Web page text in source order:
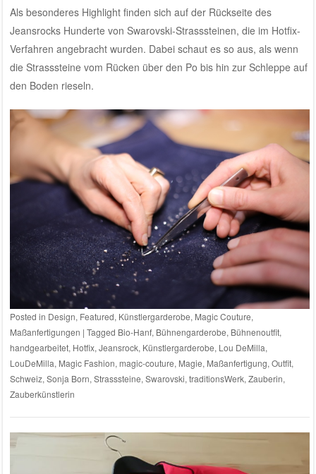
Als besonderes Highlight finden sich auf der Rückseite des
Jeansrocks Hunderte von Swarovski-Strasssteinen, die im Hotfix-
Verfahren angebracht wurden. Dabei schaut es so aus, als wenn
die Strasssteine vom Rücken über den Po bis hin zur Schleppe auf
den Boden rieseln.
Posted in Design, Featured, Künstlergarderobe, Magic Couture,
Maßanfertigungen | Tagged Bio-Hanf, Bühnengarderobe, Bühnenoutfit,
handgearbeitet, Hotfix, Jeansrock, Künstlergarderobe, Lou DeMilla,
LouDeMilla, Magic Fashion, magic-couture, Magie, Maßanfertigung, Outfit,
Schweiz, Sonja Born, Strasssteine, Swarovski, traditionsWerk, Zauberin,
Zauberkünstlerin